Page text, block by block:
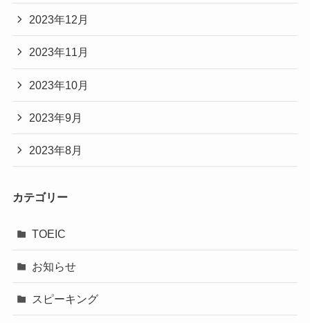
2023年12月
2023年11月
2023年10月
2023年9月
2023年8月
カテゴリー
TOEIC
お知らせ
スピーキング